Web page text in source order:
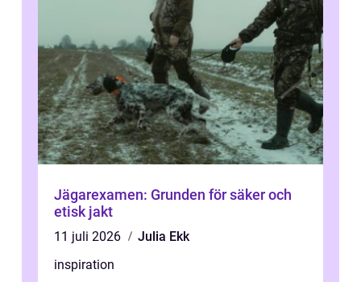
Jägarexamen: Grunden för säker och
etisk jakt
11 juli 2026
Julia Ekk
inspiration